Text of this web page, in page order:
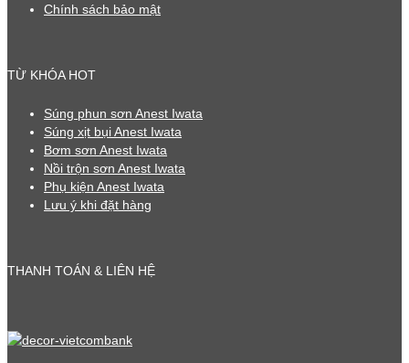
Chính sách bảo mật
TỪ KHÓA HOT
Súng phun sơn Anest Iwata
Súng xịt bụi Anest Iwata
Bơm sơn Anest Iwata
Nồi trộn sơn Anest Iwata
Phụ kiện Anest Iwata
Lưu ý khi đặt hàng
THANH TOÁN & LIÊN HỆ